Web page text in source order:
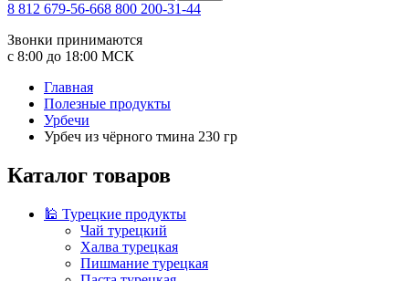
8 812 679-56-668 800 200-31-44
Звонки принимаются
с 8:00 до 18:00 МСК
Главная
Полезные продукты
Урбечи
Урбеч из чёрного тмина 230 гр
Каталог товаров
🕌 Турецкие продукты
Чай турецкий
Халва турецкая
Пишмание турецкая